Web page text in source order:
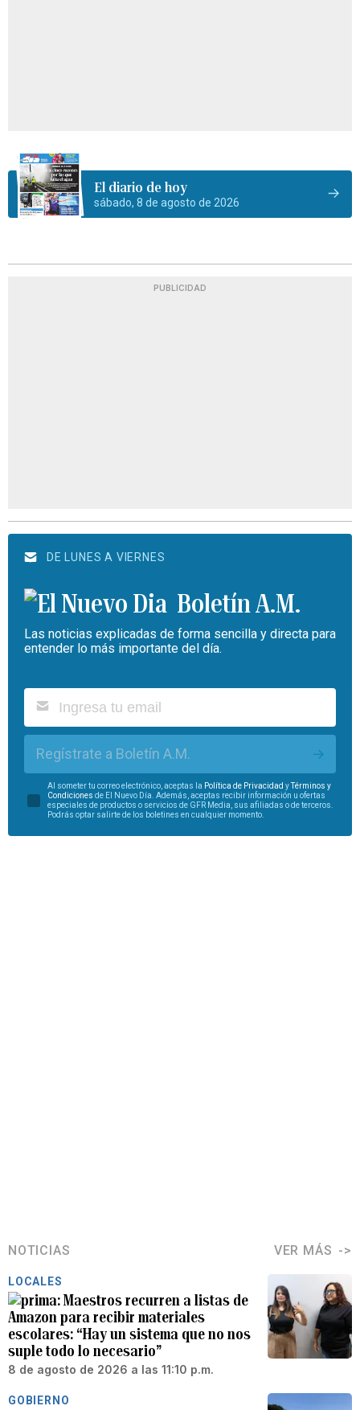
El diario de hoy
sábado, 8 de agosto de 2026
PUBLICIDAD
DE LUNES A VIERNES
Boletín A.M.
Las noticias explicadas de forma sencilla y directa para
entender lo más importante del día.
Regístrate a Boletín A.M.
Al someter tu correo electrónico, aceptas la Política de Privacidad yTérminos y
Condiciones de El Nuevo Día. Además, aceptas recibir información u ofertas
especiales de productos o servicios de GFR Media, sus afiliadas o de terceros.
Podrás optar salirte de los boletines en cualquier momento.
NOTICIAS VER MÁS
LOCALES
Maestros recurren a listas de
Amazon para recibir materiales
escolares: “Hay un sistema que no nos
suple todo lo necesario”
8 de agosto de 2026 a las 11:10 p.m.
GOBIERNO